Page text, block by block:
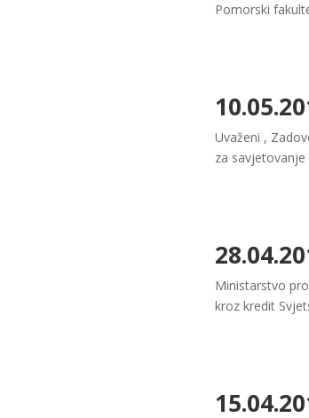
Pomorski
Uvaženi ,
za
Ministarstvo
kroz kredit